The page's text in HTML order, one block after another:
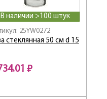
В наличии >100 штук
25YW0272
стеклянная 50 см d 15
₽